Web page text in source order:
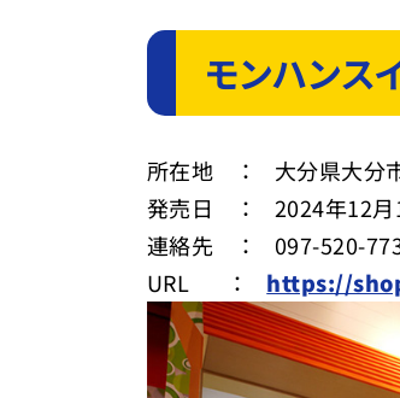
モンハンス
所在地 ： 大分県大分市
発売日 ： 2024年12月1
連絡先 ： 097-520-
URL ： https://